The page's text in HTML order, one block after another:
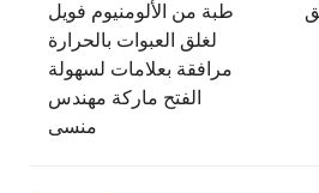
طبة من الألومنيوم فويل
لغلق العبوات بالحرارة
مرافقة بعلامات لسهولة
الفتح ماركة مهندس
منسى